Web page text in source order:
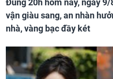
Đúng 20h hôm nay, ngày
vận giàu sang, an nhàn
nhà, vàng bạc đầy két